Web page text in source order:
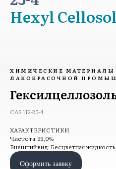
Hexyl
ХИМИЧЕСКИЕ
ЛАКОКРАСОЧНОЙ
CAS 112-25-4
ХАРАКТЕРИСТИКИ
Чистота: 99,0%
Внешний вид: Бесцветная жидкость
Оформить заявку